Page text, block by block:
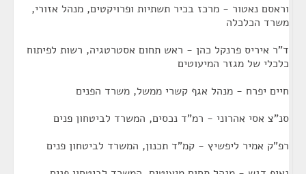
וראסם נאטור - מרכז בכיר תשתיות ופרויקטים, מנהל אזורי,
משרד הכלכלה
ד"ר איריס פרנקל כהן - ראש תחום אסטרטגיה, רשות לפיתוח
כלכלי של מגזר המיעוטים
חיים יפרח - מנהל אגף קשרי ממשל, משרד הפנים
סנ"צ אסי אהרוני - רמ"ד נכסים, המשרד לביטחון פנים
רפ"ק אמיר ליפשיץ - קמ"ד תכנון, המשרד לביטחון פנים